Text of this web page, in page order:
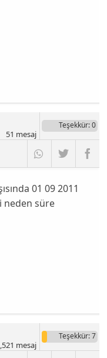
Teşekkür: 0
51 mesaj
01 09 2011
neden süre
Teşekkür: 7
mesaj